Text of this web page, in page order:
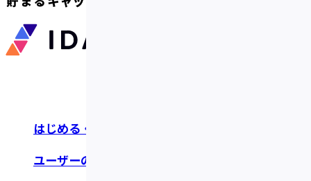
はじめる・つかう
ユーザーの声